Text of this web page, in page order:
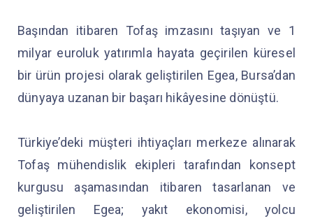
Başından itibaren Tofaş imzasını taşıyan ve 1
milyar euroluk yatırımla hayata geçirilen küresel
bir ürün projesi olarak geliştirilen Egea, Bursa’dan
dünyaya uzanan bir başarı hikâyesine dönüştü.
Türkiye’deki müşteri ihtiyaçları merkeze alınarak
Tofaş mühendislik ekipleri tarafından konsept
kurgusu aşamasından itibaren tasarlanan ve
geliştirilen Egea; yakıt ekonomisi, yolcu